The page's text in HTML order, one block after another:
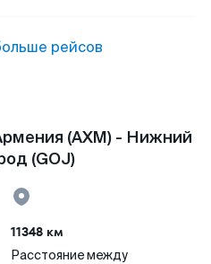
рейсов
(AXM) - Нижний
(GOJ)
11348 км
Расстояние между